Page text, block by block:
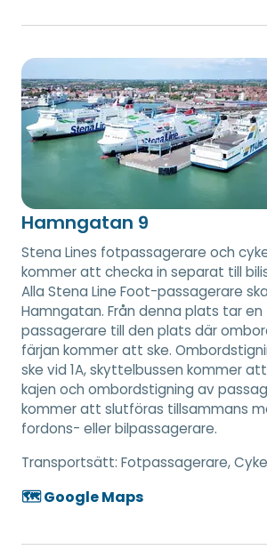
Hamngatan 9
Stena Lines fotpassagerare och
kommer att checka in separat till
Alla Stena Line Foot-passagerare
Hamngatan. Från denna plats tar
passagerare till den plats där
färjan kommer att ske.
ske vid 1A, skyttelbussen kommer
kajen och ombordstigning av
kommer att slutföras tillsammans
fordons- eller bilpassagerare.
Transportsätt: Fotpassagerare,
🗺️ Google Maps